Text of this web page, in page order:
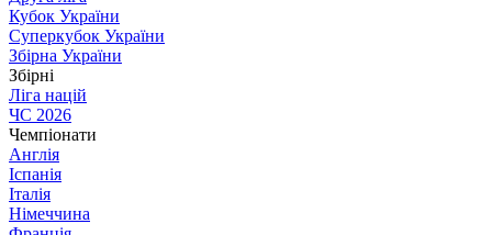
Кубок України
Суперкубок України
Збірна України
Збірні
Ліга націй
ЧС 2026
Чемпіонати
Англія
Іспанія
Італія
Німеччина